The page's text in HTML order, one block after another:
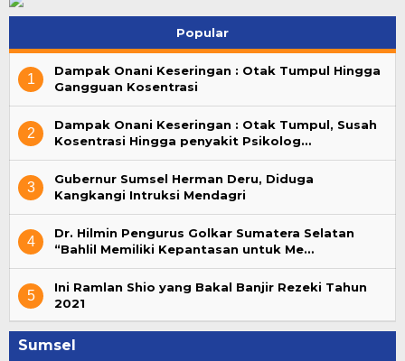
Popular
1
Dampak Onani Keseringan : Otak Tumpul Hingga
Gangguan Kosentrasi
2
Dampak Onani Keseringan : Otak Tumpul, Susah
Kosentrasi Hingga penyakit Psikolog…
3
Gubernur Sumsel Herman Deru, Diduga
Kangkangi Intruksi Mendagri
4
Dr. Hilmin Pengurus Golkar Sumatera Selatan
“Bahlil Memiliki Kepantasan untuk Me…
5
Ini Ramlan Shio yang Bakal Banjir Rezeki Tahun
2021
Sumsel